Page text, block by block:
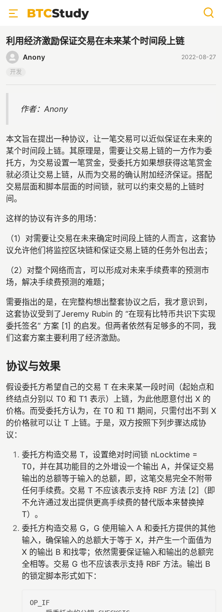
利用经济激励保证交易在未来某个时间段上链
Anony
2022-08-27
开发
作者：Anony
本文旨在提出一种协议，让一笔交易可以近似保证在未来的
某个时间段上链。其原理是，需要让交易上链的一方作为委
托方，为交易设置一笔赏金，受委托方如果想获得这笔赏金
就必须让交易上链，从而为交易的确认附加经济保证。搭配
交易层面和脚本层面的时间锁，就可以约束交易的上链时
间。
这样的协议有许多的用场：
（1）对需要让交易在未来确定时间段上链的人而言，这套协
议允许他们将监控区块链和保证交易上链的任务外包出去；
（2）对整个网络而言，可以形成对未来手续费率的预测市
场，解决手续费预测的难题；
需要指出的是，在完整构想出整套协议之后，我才意识到，
这套协议受到了Jeremy Rubin 的 “在现有比特币共识下实现
委托签名” 方案 [1] 的启发。但两者依然有足够多的不同，我
们这套方案主要利用了经济激励。
协议与效果
假设委托方希望自己的交易 T 在未来某一段时间（起始点和
终结点分别以 T0 和 T1 表示）上链，为此他愿意付出 X 的
价格。而受委托方认为，在 T0 和 T1 期间，只需付出不到 X
的价格就可以让 T 上链。于是，双方按照下列步骤达成协
议：
委托方构造交易 T，设置绝对时间锁 nLocktime =
T0，并在其功能目的之外增设一个输出 A，并保证交易
输出的总额等于输入的总额，即，这笔交易完全不附带
任何手续费。交易 T 不应该表示支持 RBF 方法 [2]（即
不允许通过发出提供更高手续费的替代版本来替换掉
T）。
委托方构造交易 G，G 使用输入 A 和委托方提供的其他
输入，确保输入的总额大于等于 X，并产生一个面值为
X 的输出 B 和找零；依然需要保证输入和输出的总额完
全相等。交易 G 也不应该表示支持 RBF 方法。输出 B
的锁定脚本形式如下：
OP_IF